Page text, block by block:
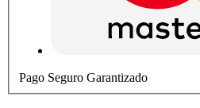
Pago Seguro Garantizado